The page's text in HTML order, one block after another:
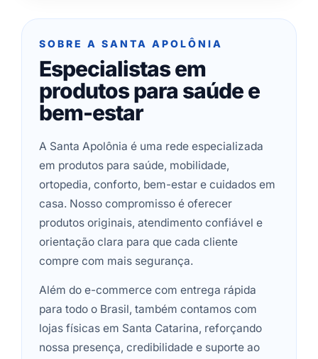
SOBRE A SANTA APOLÔNIA
Especialistas em
produtos para saúde e
bem-estar
A Santa Apolônia é uma rede especializada
em produtos para saúde, mobilidade,
ortopedia, conforto, bem-estar e cuidados em
casa. Nosso compromisso é oferecer
produtos originais, atendimento confiável e
orientação clara para que cada cliente
compre com mais segurança.
Além do e-commerce com entrega rápida
para todo o Brasil, também contamos com
lojas físicas em Santa Catarina, reforçando
nossa presença, credibilidade e suporte ao